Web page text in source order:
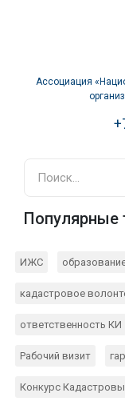
Ассоциация
Популярные
ИЖС
кадастровое
ответственность КИ
Рабочий визит
Конкурс